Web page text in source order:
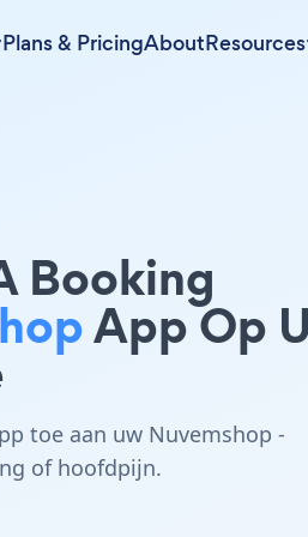
Plans & PricingAboutResources
Booking
App Op
toe aan uw Nuvemshop -
of hoofdpijn.